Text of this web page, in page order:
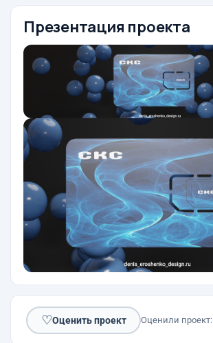
Презентация проекта
♡Оценить проект Оценили проект: